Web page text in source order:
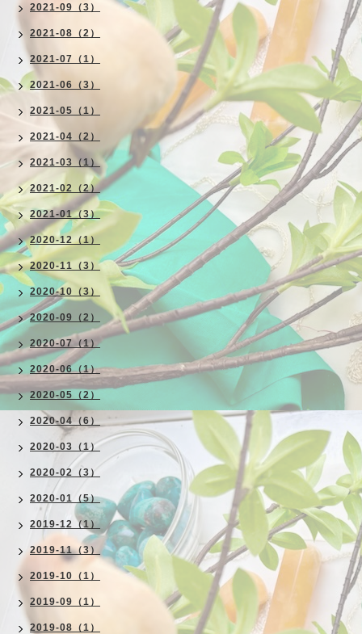
2021-09（3）
2021-08（2）
2021-07（1）
2021-06（3）
2021-05（1）
2021-04（2）
2021-03（1）
2021-02（2）
2021-01（3）
2020-12（1）
2020-11（3）
2020-10（3）
2020-09（2）
2020-07（1）
2020-06（1）
2020-05（2）
2020-04（6）
2020-03（1）
2020-02（3）
2020-01（5）
2019-12（1）
2019-11（3）
2019-10（1）
2019-09（1）
2019-08（1）